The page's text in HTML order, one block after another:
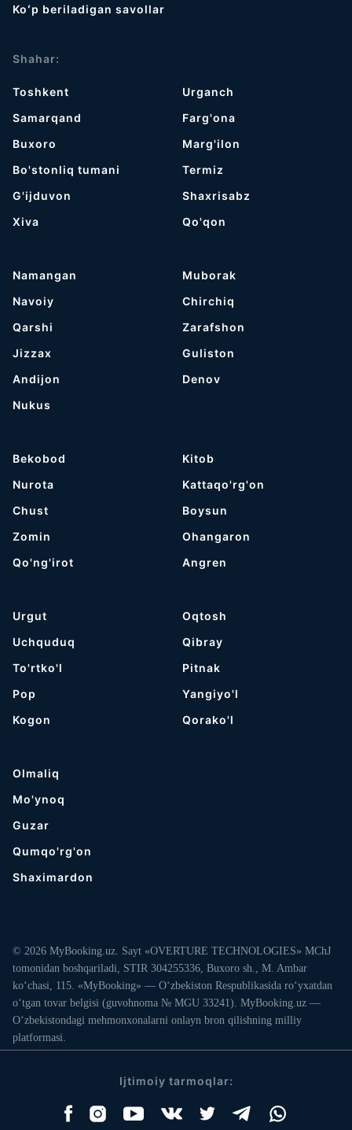
Koʻp beriladigan savollar
Shahar:
Toshkent
Samarqand
Buxoro
Bo'stonliq tumani
G'ijduvon
Хiva
Urganch
Farg'ona
Marg'ilon
Termiz
Shaxrisabz
Qo'qon
Namangan
Navoiy
Qarshi
Jizzax
Andijon
Nukus
Muborak
Chirchiq
Zarafshon
Guliston
Denov
Bekobod
Nurota
Chust
Zomin
Qo'ng'irot
Kitob
Kattaqo'rg'on
Boysun
Ohangaron
Angren
Urgut
Uchquduq
To'rtko'l
Pop
Kogon
Oqtosh
Qibray
Pitnak
Yangiyo'l
Qorako'l
Olmaliq
Mo'ynoq
Guzar
Qumqo'rg'on
Shaximardon
© 2026 MyBooking.uz. Sayt «OVERTURE TECHNOLOGIES» MChJ
tomonidan boshqariladi, STIR 304255336, Buxoro sh., M. Ambar
ko‘chasi, 115. «MyBooking» — O‘zbekiston Respublikasida ro‘yxatdan
o‘tgan tovar belgisi (guvohnoma № MGU 33241). MyBooking.uz —
O‘zbekistondagi mehmonxonalarni onlayn bron qilishning milliy
platformasi.
Ijtimoiy tarmoqlar: